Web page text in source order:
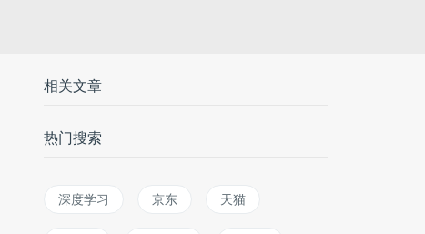
相关文章
热门搜索
深度学习 京东 天猫